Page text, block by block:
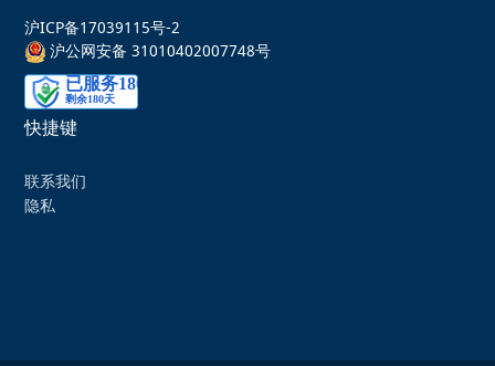
沪ICP备17039115号-2
沪公网安备 31010402007748号
快捷键
联系我们
隐私